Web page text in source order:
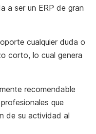
a ser un ERP de gran
cualquier duda o
corto, lo cual genera
recomendable
que
de su actividad al